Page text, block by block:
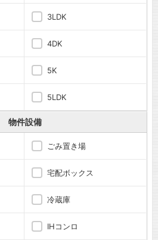
3LDK
4DK
5K
5LDK
物件設備
ごみ置き場
宅配ボックス
冷蔵庫
IHコンロ